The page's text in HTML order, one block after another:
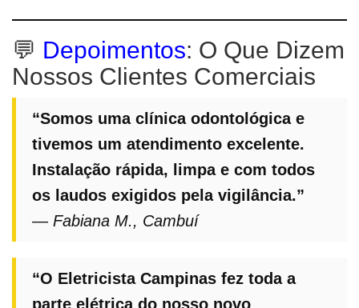
💬 Depoimentos: O Que Dizem
Nossos Clientes Comerciais
“Somos uma clínica odontológica e
tivemos um atendimento excelente.
Instalação rápida, limpa e com todos
os laudos exigidos pela vigilância.”
— Fabiana M., Cambuí
“O Eletricista Campinas fez toda a
parte elétrica do nosso novo